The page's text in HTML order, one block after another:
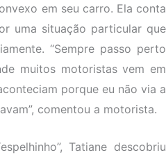
em seu carro. Ela conta
uma situação particular que
“Sempre passo perto
muitos motoristas vem em
porque eu não via a
comentou a motorista.
Tatiane descobriu